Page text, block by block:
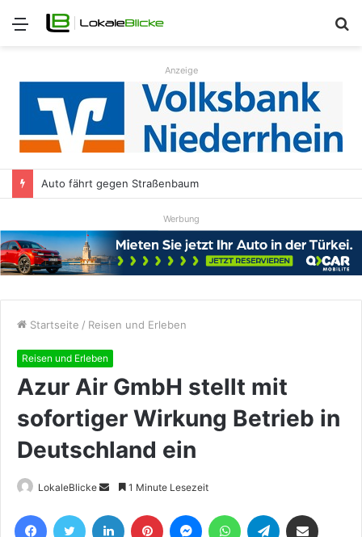
Menü
Anzeige
Auto fährt gegen Straßenbaum
Werbung
Startseite / Reisen und Erleben
Reisen und Erleben
Azur Air GmbH stellt mit
sofortiger Wirkung Betrieb in
Deutschland ein
LokaleBlicke
Sende
eine
1 Minute Lesezeit
FacebookTwitter LinkedIn Pinterest MessengerWhatsAppTelegram